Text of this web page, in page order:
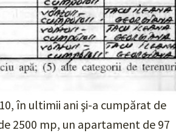
în ultimii ani şi-a cumpărat de
2500 mp, un apartament de 97